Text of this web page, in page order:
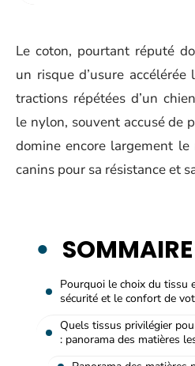
Le coton, pourtant réputé
un risque d’usure
tractions répétées d’un
le nylon, souvent accusé de
domine encore largement le
canins pour sa résistance et
SOMMAIRE
Pourquoi le choix du tissu
sécurité et le confort de
Quels tissus privilégier
: panorama des matières